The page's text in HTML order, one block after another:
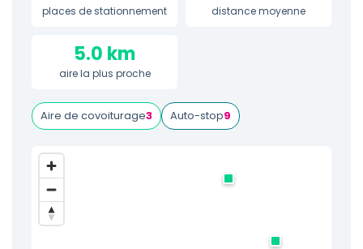
places de stationnement distance moyenne
5.0 km
aire la plus proche
Aire de covoiturage3 Auto-stop9